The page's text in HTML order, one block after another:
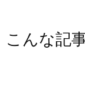
こんな記